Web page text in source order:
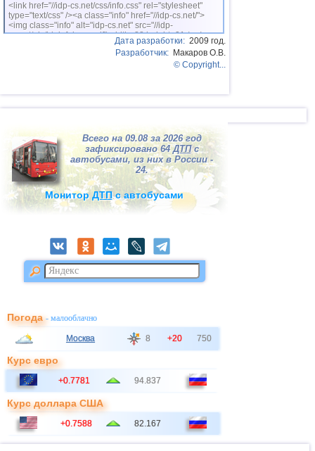
<link href="//idp-cs.net/css/info.css" rel="stylesheet"
type="text/css" /><a class="info" href="//idp-cs.net/">
<img class="info" alt="idp-cs.net" src="//idp-
cs.net/pix/idpinfok_sm.gif" width=88 height=31 /></a>
Дата разработки: 2009 год.
Разработчик: Макаров О.В.
© Copyright...
Всего на 09.08 за 2026 год
зафиксировано 64ДТПс
автобусами, из них в России -
24.
Монитор ДТПс автобусами
Погода- малооблачно
Москва 8 +20 750
Курс евро
+0.7781 94.837
Курс доллара США
+0.7588 82.167